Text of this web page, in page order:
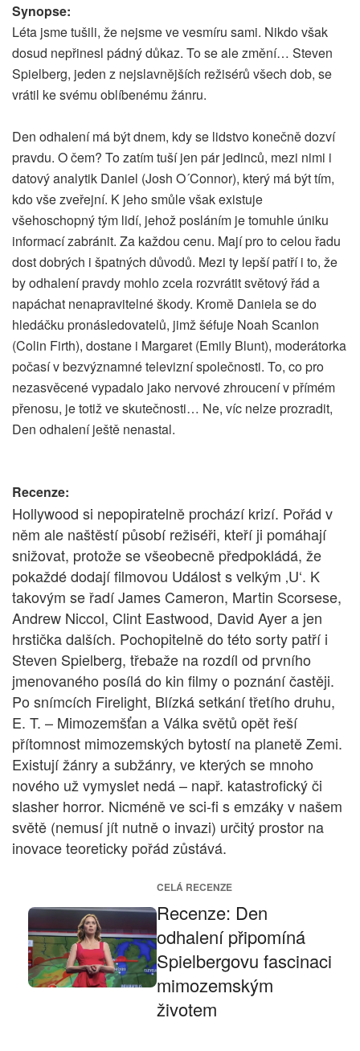
Synopse:
Léta jsme tušili, že nejsme ve vesmíru sami. Nikdo však
dosud nepřinesl pádný důkaz. To se ale změní… Steven
Spielberg, jeden z nejslavnějších režisérů všech dob, se
vrátil ke svému oblíbenému žánru.
Den odhalení má být dnem, kdy se lidstvo konečně dozví
pravdu. O čem? To zatím tuší jen pár jedinců, mezi nimi i
datový analytik Daniel (Josh O´Connor), který má být tím,
kdo vše zveřejní. K jeho smůle však existuje
všehoschopný tým lidí, jehož posláním je tomuhle úniku
informací zabránit. Za každou cenu. Mají pro to celou řadu
dost dobrých i špatných důvodů. Mezi ty lepší patří i to, že
by odhalení pravdy mohlo zcela rozvrátit světový řád a
napáchat nenapravitelné škody. Kromě Daniela se do
hledáčku pronásledovatelů, jimž šéfuje Noah Scanlon
(Colin Firth), dostane i Margaret (Emily Blunt), moderátorka
počasí v bezvýznamné televizní společnosti. To, co pro
nezasvěcené vypadalo jako nervové zhroucení v přímém
přenosu, je totiž ve skutečnosti… Ne, víc nelze prozradit,
Den odhalení ještě nenastal.
Recenze:
Hollywood si nepopiratelně prochází krizí. Pořád v
něm ale naštěstí působí režiséři, kteří ji pomáhají
snižovat, protože se všeobecně předpokládá, že
pokaždé dodají filmovou Událost s velkým ‚U‘. K
takovým se řadí James Cameron, Martin Scorsese,
Andrew Niccol, Clint Eastwood, David Ayer a jen
hrstička dalších. Pochopitelně do této sorty patří i
Steven Spielberg, třebaže na rozdíl od prvního
jmenovaného posílá do kin filmy o poznání častěji.
Po snímcích Firelight, Blízká setkání třetího druhu,
E. T. – Mimozemšťan a Válka světů opět řeší
přítomnost mimozemských bytostí na planetě Zemi.
Existují žánry a subžánry, ve kterých se mnoho
nového už vymyslet nedá – např. katastrofický či
slasher horror. Nicméně ve sci-fi s emzáky v našem
světě (nemusí jít nutně o invazi) určitý prostor na
inovace teoreticky pořád zůstává.
CELÁ RECENZE
Recenze: Den
odhalení připomíná
Spielbergovu fascinaci
mimozemským
životem